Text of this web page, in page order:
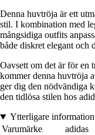
Denna huvtröja är ett
stil. I kombination med
mångsidiga outfits
både diskret elegant och
Oavsett om det är för en
kommer denna huvtröja
ger dig den nödvändiga
den tidlösa stilen hos
Ytterligare information
Varumärke
adidas